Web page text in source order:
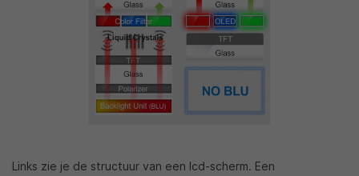
Links zie je de structuur van een lcd-scherm. Een